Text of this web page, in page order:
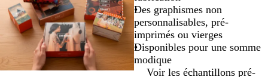
Des graphismes non
personnalisables, pré-
imprimés ou vierges
Disponibles pour une somme
modique
Voir les échantillons pré-